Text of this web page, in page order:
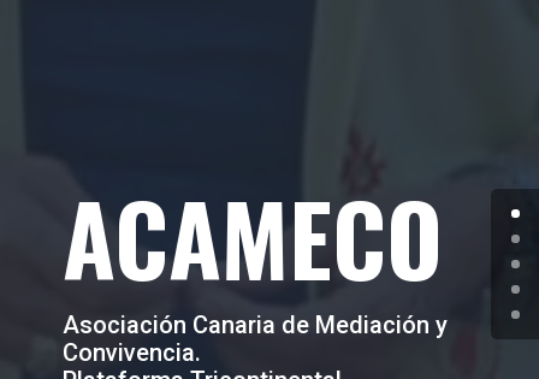
ACAMECO
Asociación Canaria de Mediación y
Convivencia.